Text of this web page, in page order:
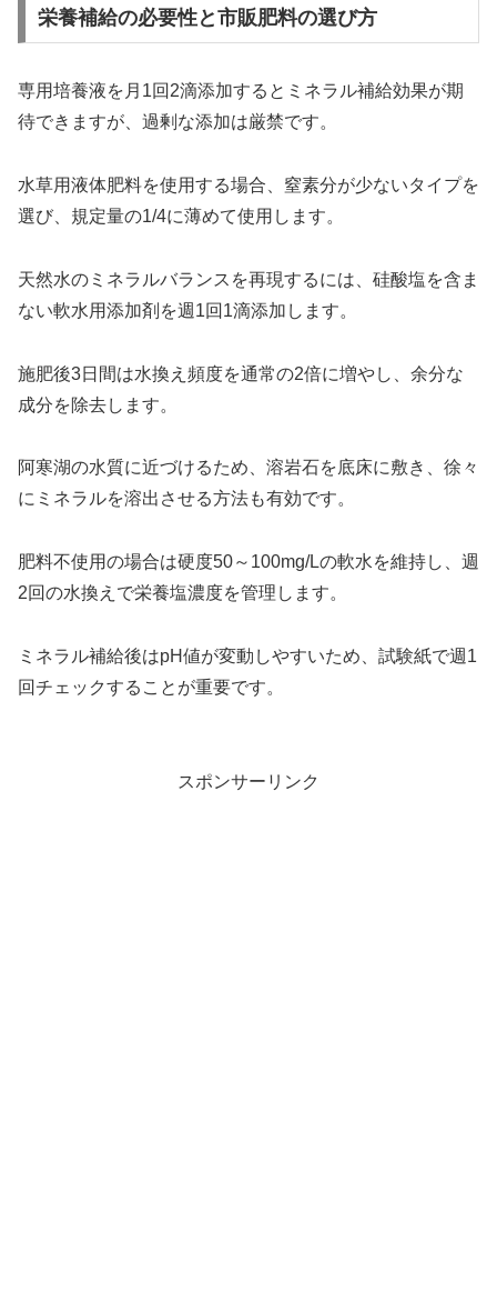
栄養補給の必要性と市販肥料の選び方
専用培養液を月1回2滴添加するとミネラル補給効果が期
待できますが、過剰な添加は厳禁です。
水草用液体肥料を使用する場合、窒素分が少ないタイプを
選び、規定量の1/4に薄めて使用します。
天然水のミネラルバランスを再現するには、硅酸塩を含ま
ない軟水用添加剤を週1回1滴添加します。
施肥後3日間は水換え頻度を通常の2倍に増やし、余分な
成分を除去します。
阿寒湖の水質に近づけるため、溶岩石を底床に敷き、徐々
にミネラルを溶出させる方法も有効です。
肥料不使用の場合は硬度50～100mg/Lの軟水を維持し、週
2回の水換えで栄養塩濃度を管理します。
ミネラル補給後はpH値が変動しやすいため、試験紙で週1
回チェックすることが重要です。
スポンサーリンク